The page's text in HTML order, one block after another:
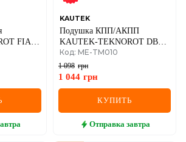
FIAT
KAUTEK
Подушка КПП/АКПП
KAUTEK-TEKNOROT DB
ML W164 05-
Код: ME-TM010
1 098 грн
1 044 грн
КУПИТЬ
Отправка завтра